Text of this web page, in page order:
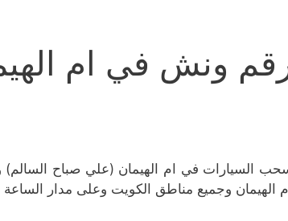
ونش في ام
الهيمان وجميع مناطق الكويت وعلى مدار